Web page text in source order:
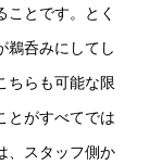
ことです。とく
鵜呑みにしてし
ちらも可能な限
とがすべてでは
、スタッフ側か